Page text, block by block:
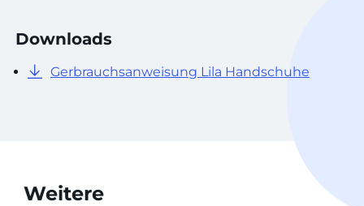
Downloads
Gerbrauchsanweisung Lila Handschuhe
Weitere